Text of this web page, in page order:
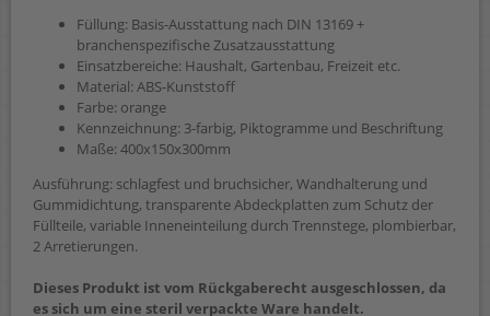
Füllung: Basis-Ausstattung nach DIN 13169 +
branchenspezifische Zusatzausstattung
Einsatzbereiche: Haushalt, Gartenbau, Freizeit etc.
Material: ABS-Kunststoff
Farbe: orange
Kennzeichnung: 3-farbig, Piktogramme und Beschriftung
Maße: 400x150x300mm
Ausführung: schlagfest und bruchsicher, Wandhalterung und
Gummidichtung, transparente Abdeckplatten zum Schutz der
Füllteile, variable Inneneinteilung durch Trennstege, plombierbar,
2 Arretierungen.
Dieses Produkt ist vom Rückgaberecht ausgeschlossen, da
es sich um eine steril verpackte Ware handelt.